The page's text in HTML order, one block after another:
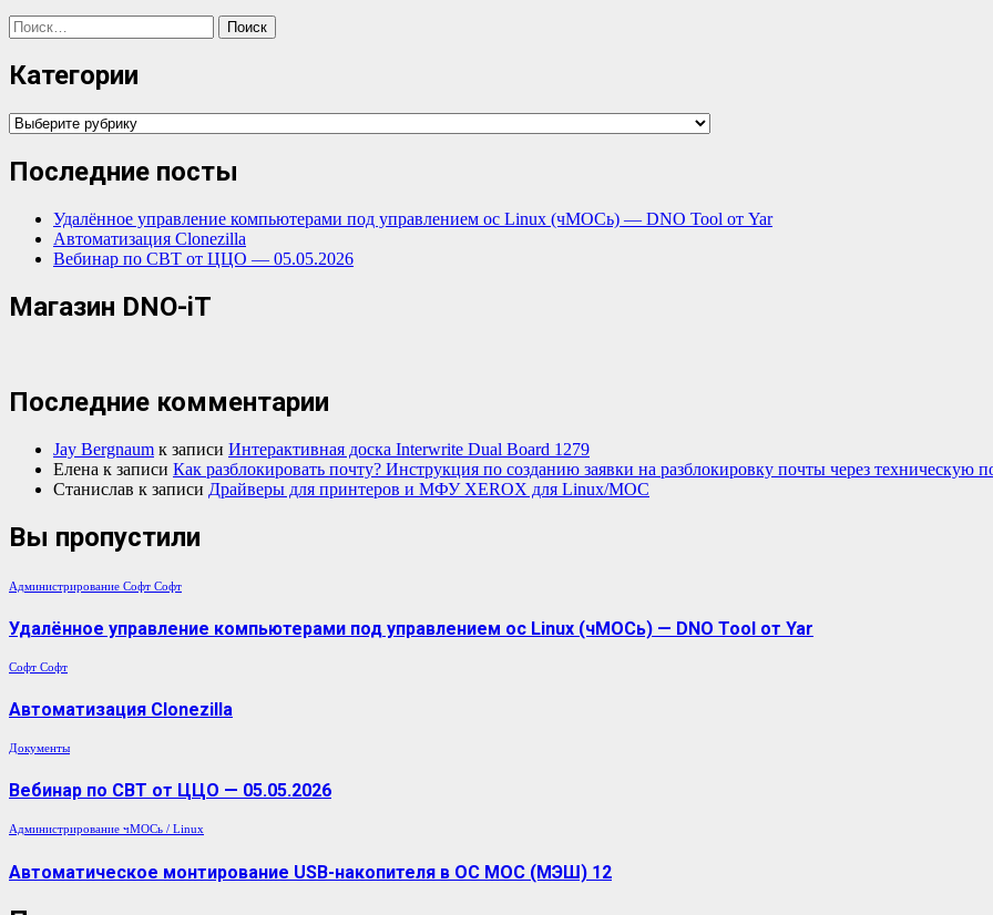
Найти:
Категории
Категории
Последние посты
Удалённое управление компьютерами под управлением ос Linux (чМОСь) — DNO Tool от Yar
Автоматизация Clonezilla
Вебинар по СВТ от ЦЦО — 05.05.2026
Магазин DNO-iT
Последние комментарии
Jay Bergnaum к записи Интерактивная доска Interwrite Dual Board 1279
Елена к записи Как разблокировать почту? Инструкция по созданию заявки на разблокировку почты через техническую
Станислав к записи Драйверы для принтеров и МФУ XEROX для Linux/МОС
Вы пропустили
Администрирование Софт Софт
Удалённое управление компьютерами под управлением ос Linux (чМОСь) — DNO Tool от Yar
Софт Софт
Автоматизация Clonezilla
Документы
Вебинар по СВТ от ЦЦО — 05.05.2026
Администрирование чМОСь / Linux
Автоматическое монтирование USB-накопителя в ОС МОС (МЭШ) 12